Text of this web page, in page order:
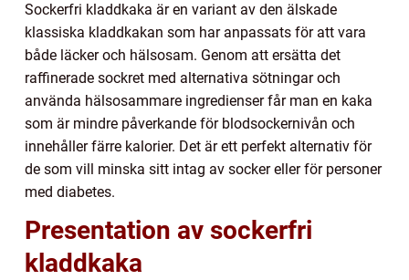
Sockerfri kladdkaka är en variant av den älskade
klassiska kladdkakan som har anpassats för att vara
både läcker och hälsosam. Genom att ersätta det
raffinerade sockret med alternativa sötningar och
använda hälsosammare ingredienser får man en kaka
som är mindre påverkande för blodsockernivån och
innehåller färre kalorier. Det är ett perfekt alternativ för
de som vill minska sitt intag av socker eller för personer
med diabetes.
Presentation av sockerfri
kladdkaka